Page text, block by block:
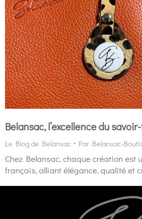
Belansac, l’excellence du
Le Blog de Belansac Par Belansac-
Chez Belansac, chaque création est
français, alliant élégance, qualité et